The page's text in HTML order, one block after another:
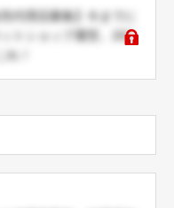
代理店募集】今までに
トショップ運営。202
れ！